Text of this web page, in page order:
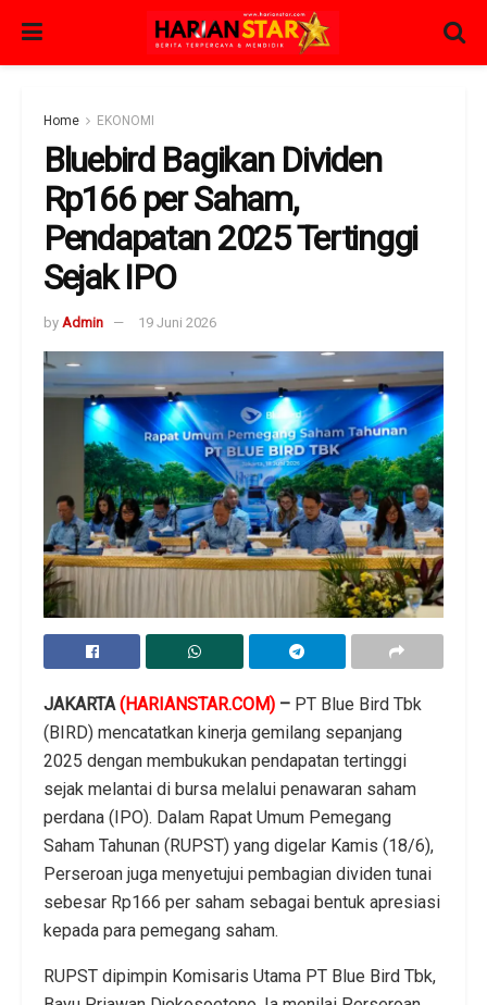
Home EKONOMI
Bluebird Bagikan Dividen
Rp166 per Saham,
Pendapatan 2025 Tertinggi
Sejak IPO
by Admin 19 Juni 2026
JAKARTA(HARIANSTAR.COM) – PT Blue Bird Tbk
(BIRD) mencatatkan kinerja gemilang sepanjang
2025 dengan membukukan pendapatan tertinggi
sejak melantai di bursa melalui penawaran saham
perdana (IPO). Dalam Rapat Umum Pemegang
Saham Tahunan (RUPST) yang digelar Kamis (18/6),
Perseroan juga menyetujui pembagian dividen tunai
sebesar Rp166 per saham sebagai bentuk apresiasi
kepada para pemegang saham.
RUPST dipimpin Komisaris Utama PT Blue Bird Tbk,